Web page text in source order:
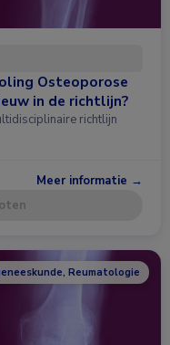
Osteoporose
in de richtlijn?
richtlijn
Meer informatie →
Reumatologie